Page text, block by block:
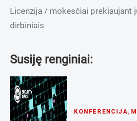
Licenzija / mokesčiai prekiaujant
dirbiniais
Susiję renginiai:
KONFERENCIJA,